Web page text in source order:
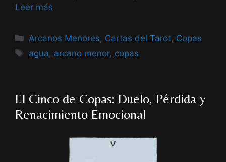
Leer más
Categorías
Arcanos Menores, Cartas del Tarot, Copas
Etiquetas
agua, arcano menor, copas
El Cinco de Copas: Duelo, Pérdida y
Renacimiento Emocional